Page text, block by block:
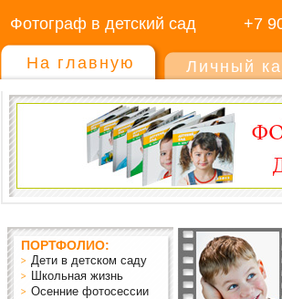
Фотограф в детский сад +7
На главную Личный
ПОРТФОЛИО:
Дети в детском саду
Школьная жизнь
Осенние фотосессии